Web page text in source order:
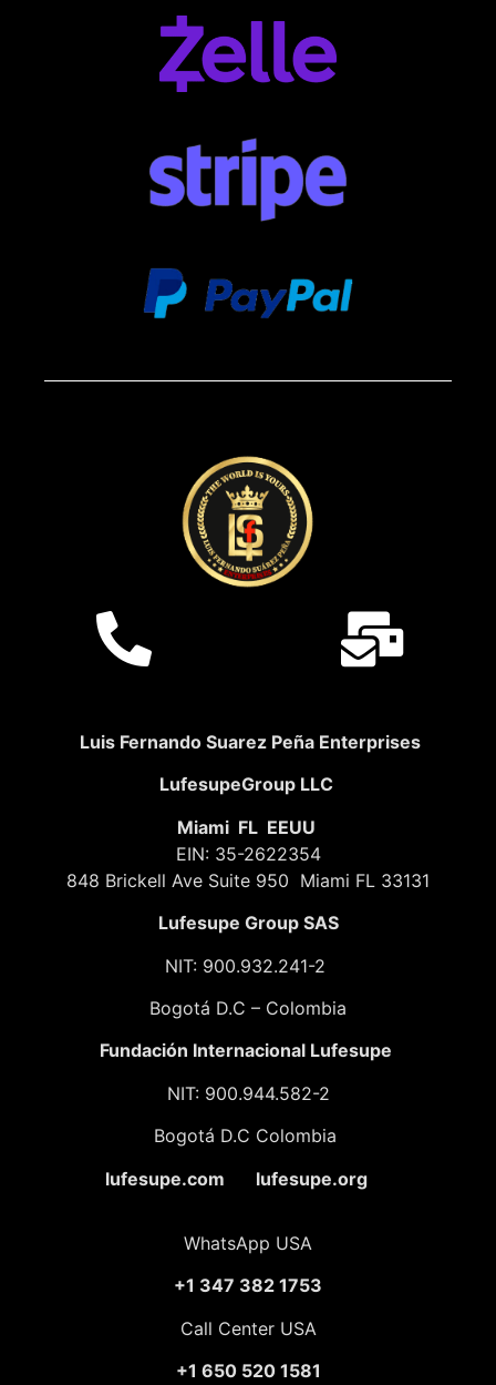
Luis Fernando Suarez Peña Enterprises
LufesupeGroup LLC
Miami FL EEUU
EIN: 35-2622354
848 Brickell Ave Suite 950 Miami FL 33131
Lufesupe Group SAS
NIT: 900.932.241-2
Bogotá D.C – Colombia
Fundación Internacional Lufesupe
NIT: 900.944.582-2
Bogotá D.C Colombia
lufesupe.com lufesupe.org
WhatsApp USA
+1 347 382 1753
Call Center USA
+1 650 520 1581